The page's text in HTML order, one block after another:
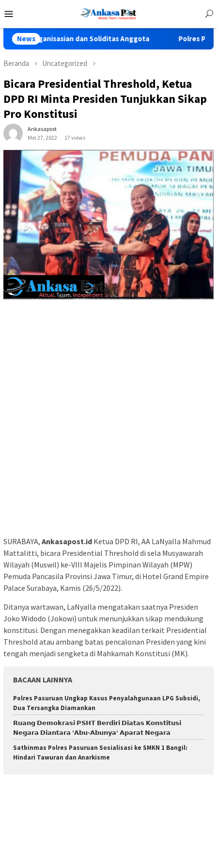
ke
Mobile
News
dan Soliditas Anggota Polres Pasuruan Tegaskan
Beranda Uncategorized
Bicara Presidential Threshold, Ketua
DPD RI Minta Presiden Tunjukkan Sikap
Pro Konstitusi
Ankasapost
Mei 27, 2022
17 views
SURABAYA, Ankasapost.id Ketua DPD RI, AA LaNyalla Mahmud
Mattalitti, bicara Presidential Threshold di sela Musyawarah
Wilayah (Muswil) ke-VIII Majelis Pimpinan Wilayah (MPW)
Pemuda Pancasila Provinsi Jawa Timur, di Hotel Grand Empire
Palace Surabaya, Kamis (26/5/2022).
Ditanya wartawan, LaNyalla mengatakan saatnya Presiden
Joko Widodo (Jokowi) untuk menunjukkan sikap mendukung
konstitusi. Dengan menegakkan keadilan terkait Presidential
Threshold atau ambang batas pencalonan Presiden yang kini
tengah menjadi sengketa di Mahkamah Konstitusi (MK).
BACAAN LAINNYA
Polres Pasuruan Ungkap Kasus Penyalahgunaan LPG Subsidi,
Dua Tersangka Diamankan
𝗥𝘂𝗮𝗻𝗴 𝗗𝗲𝗺𝗼𝗸𝗿𝗮𝘀𝗶 𝗣𝗦𝗛𝗧 𝗕𝗲𝗿𝗱𝗶𝗿𝗶 𝗗𝗶𝗮𝘁𝗮𝘀 𝗞𝗼𝗻𝘀𝘁𝗶𝘁𝘂𝘀𝗶
𝗡𝗲𝗴𝗮𝗿𝗮 𝗗𝗶𝗮𝗻𝘁𝗮𝗿𝗮 ‘𝗔𝗯𝘂-𝗔𝗯𝘂𝗻𝘆𝗮’ 𝗔𝗽𝗮𝗿𝗮𝘁 𝗡𝗲𝗴𝗮𝗿𝗮
Satbinmas Polres Pasuruan Sosialisasi ke SMKN 1 Bangil:
Hindari Tawuran dan Anarkisme